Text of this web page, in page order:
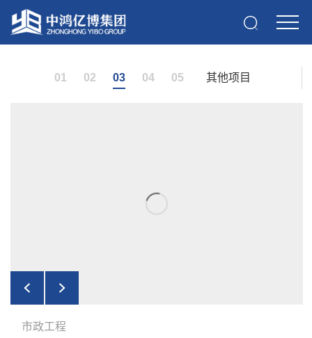
01 02 03 04 05 其他项目
市政工程